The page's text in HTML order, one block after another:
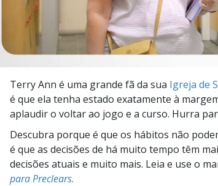
Terry Ann é uma grande fã da sua Igreja de
é que ela tenha estado exatamente à
aplaudir o voltar ao jogo e a curso. Hurra
Descubra porque é que os hábitos não
é que as decisões de há muito tempo têm
decisões atuais e muito mais. Leia e use o
para Preclears.